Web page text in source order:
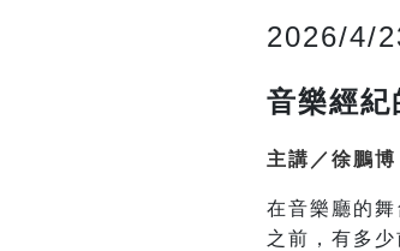
2026/4/
音樂經紀
主講／徐鵬博
在音樂廳的
之前，有多